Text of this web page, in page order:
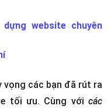
website chuyên
vọng các bạn đã rút ra
tối ưu. Cùng với các